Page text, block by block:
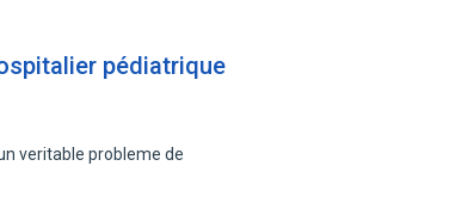
pédiatrique
veritable probleme de